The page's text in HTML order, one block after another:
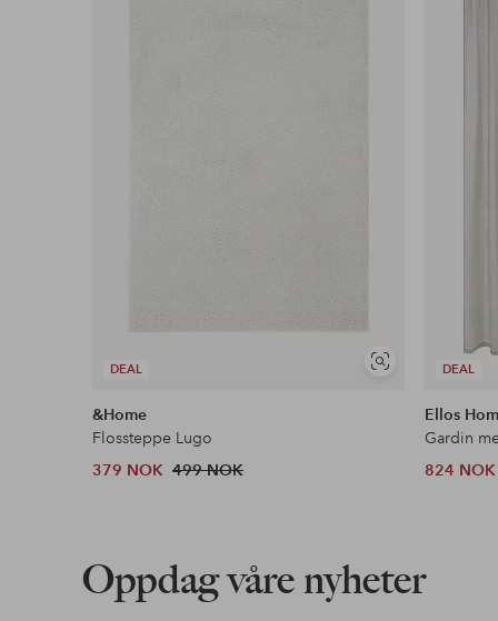
DEAL
Vis
&Home
Flossteppe Lugo
379 NOK 499 NOK
DEAL
Ellos
824 NOK
Oppdag våre nyheter